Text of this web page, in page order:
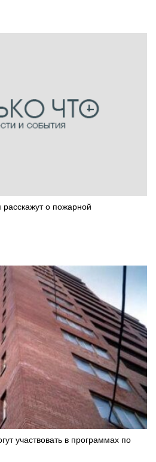
о пожарной
участвовать в программах по